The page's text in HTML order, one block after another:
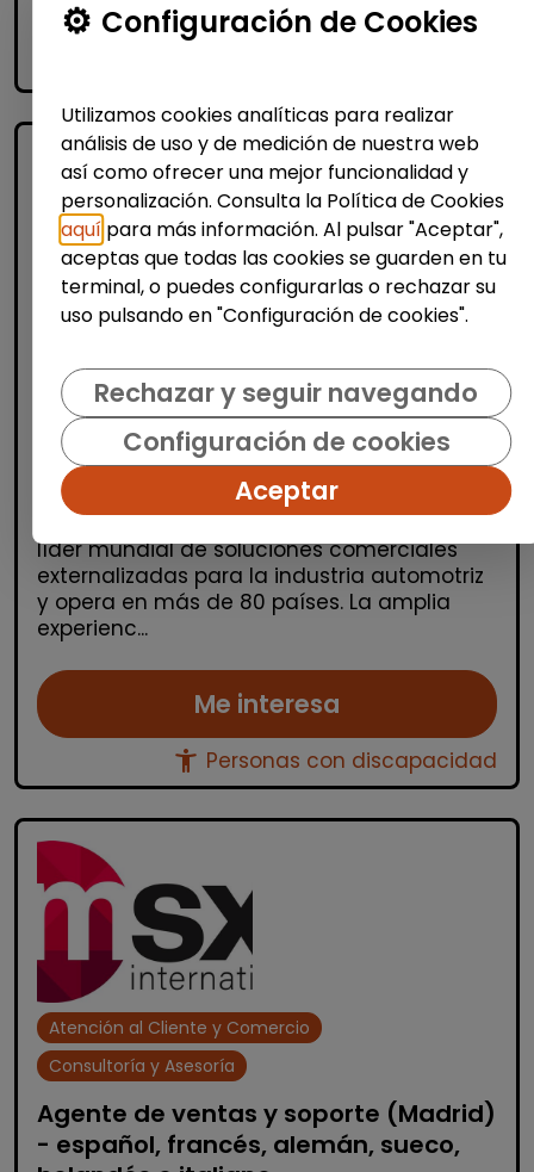
Me interesa
Administración, Finanzas y Gestión
Consultoría y Asesoría
Consultor/a de automoción
(Barcelona)
MSX Internacional| España(Barcelona)
MSX International Group es el proveedor
líder mundial de soluciones comerciales
externalizadas para la industria automotriz
y opera en más de 80 países. La amplia
experienc...
Me interesa
accessibility_new Personas con discapacidad
Atención al Cliente y Comercio
Consultoría y Asesoría
Agente de ventas y soporte (Madrid)
- español, francés, alemán, sueco,
Configuración de Cookies
Utilizamos cookies analíticas para realizar
análisis de uso y de medición de nuestra web
así como ofrecer una mejor funcionalidad y
personalización. Consulta la Política de Cookies
aquí para más información. Al pulsar "Aceptar",
aceptas que todas las cookies se guarden en tu
terminal, o puedes configurarlas o rechazar su
uso pulsando en "Configuración de cookies".
Rechazar y seguir navegando
Configuración de cookies
Aceptar